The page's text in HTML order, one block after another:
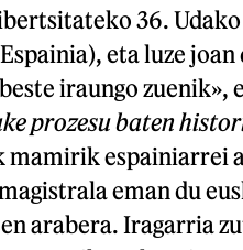
36.
eta luze
iraungo zuenik»,
prozesu baten
mamirik espainiarrei
eman du
arabera. Iragarria